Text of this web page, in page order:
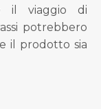
il viaggio di
potrebbero
il prodotto sia